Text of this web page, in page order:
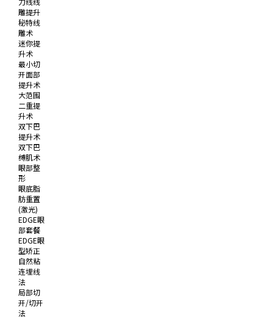
雕提升
秘特线
雕术
迷你提
升术
最小切
开面部
提升术
大范围
二重提
升术
双下巴
提升术
双下巴
缚肌术
眼部整
形
眼底脂
肪重置
(激光)
EDGE眼
部套餐
EDGE眼
型矫正
自然粘
连埋线
法
局部切
开/切开
法